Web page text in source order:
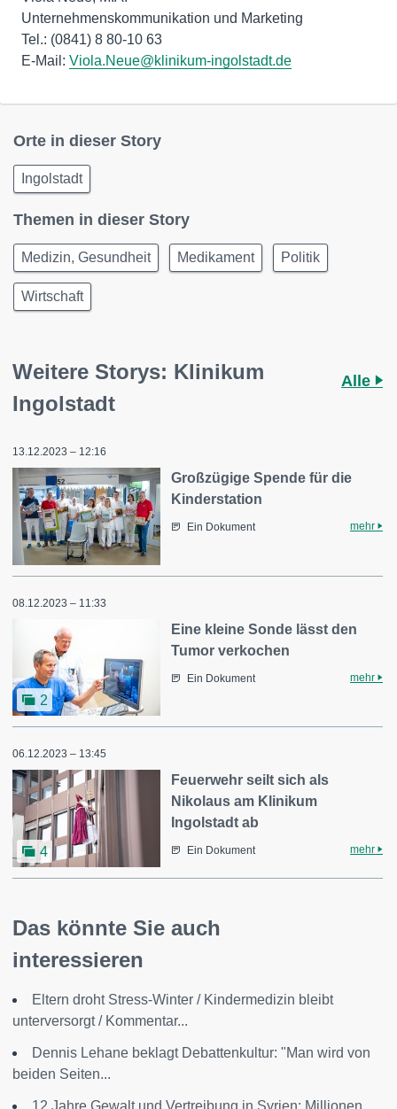
Unternehmenskommunikation und Marketing
Tel.: (0841) 8 80-10 63
E-Mail: Viola.Neue@klinikum-ingolstadt.de
Orte in dieser Story
Ingolstadt
Themen in dieser Story
Medizin, Gesundheit Medikament Politik
Wirtschaft
Weitere Storys: Klinikum
Ingolstadt
Alle
13.12.2023 – 12:16
Großzügige Spende für die
Kinderstation
Ein Dokument mehr
08.12.2023 – 11:33
2
Eine kleine Sonde lässt den
Tumor verkochen
Ein Dokument mehr
06.12.2023 – 13:45
4
Feuerwehr seilt sich als
Nikolaus am Klinikum
Ingolstadt ab
Ein Dokument mehr
Das könnte Sie auch
interessieren
Eltern droht Stress-Winter / Kindermedizin bleibt
unterversorgt / Kommentar...
Dennis Lehane beklagt Debattenkultur: "Man wird von
beiden Seiten...
12 Jahre Gewalt und Vertreibung in Syrien: Millionen